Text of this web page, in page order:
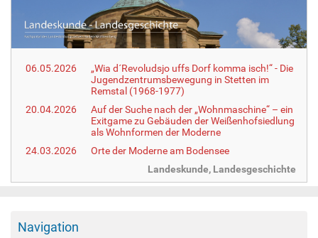
06.05.2026
„Wia d´Revoludsjo uffs Dorf komma isch!“ - Die
Jugendzentrumsbewegung in Stetten im
Remstal (1968-1977)
20.04.2026
Auf der Suche nach der „Wohnmaschine“ – ein
Exitgame zu Gebäuden der Weißenhofsiedlung
als Wohnformen der Moderne
24.03.2026
Orte der Moderne am Bodensee
Landeskunde, Landesgeschichte
Navigation